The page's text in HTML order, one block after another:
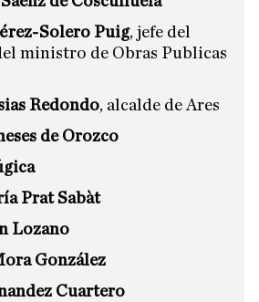
Solero Puig, jefe del
ministro de Obras Publicas
Redondo, alcalde de Ares
de Orozco
Prat Sabàt
Lozano
González
Cuartero